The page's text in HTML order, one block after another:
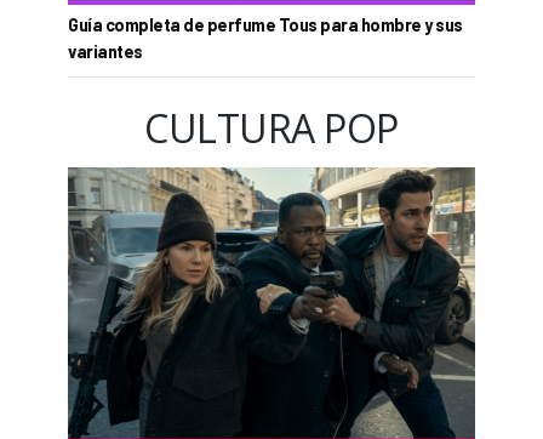
Guía completa de perfume Tous para hombre y sus
variantes
CULTURA POP